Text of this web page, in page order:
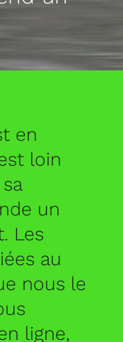
en
loin
un
Les
au
nous le
ligne,